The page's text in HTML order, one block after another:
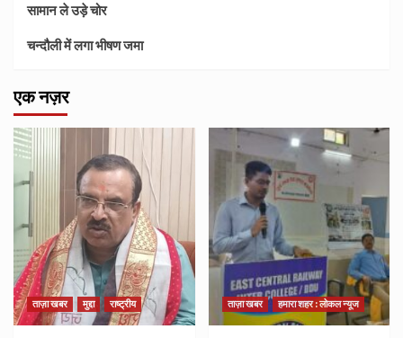
सामान ले उड़े चोर
चन्दौली में लगा भीषण जमा
एक नज़र
ताज़ा खबर मुद्दा राष्ट्रीय ताज़ा खबर हमारा शहर : लोकल न्यूज